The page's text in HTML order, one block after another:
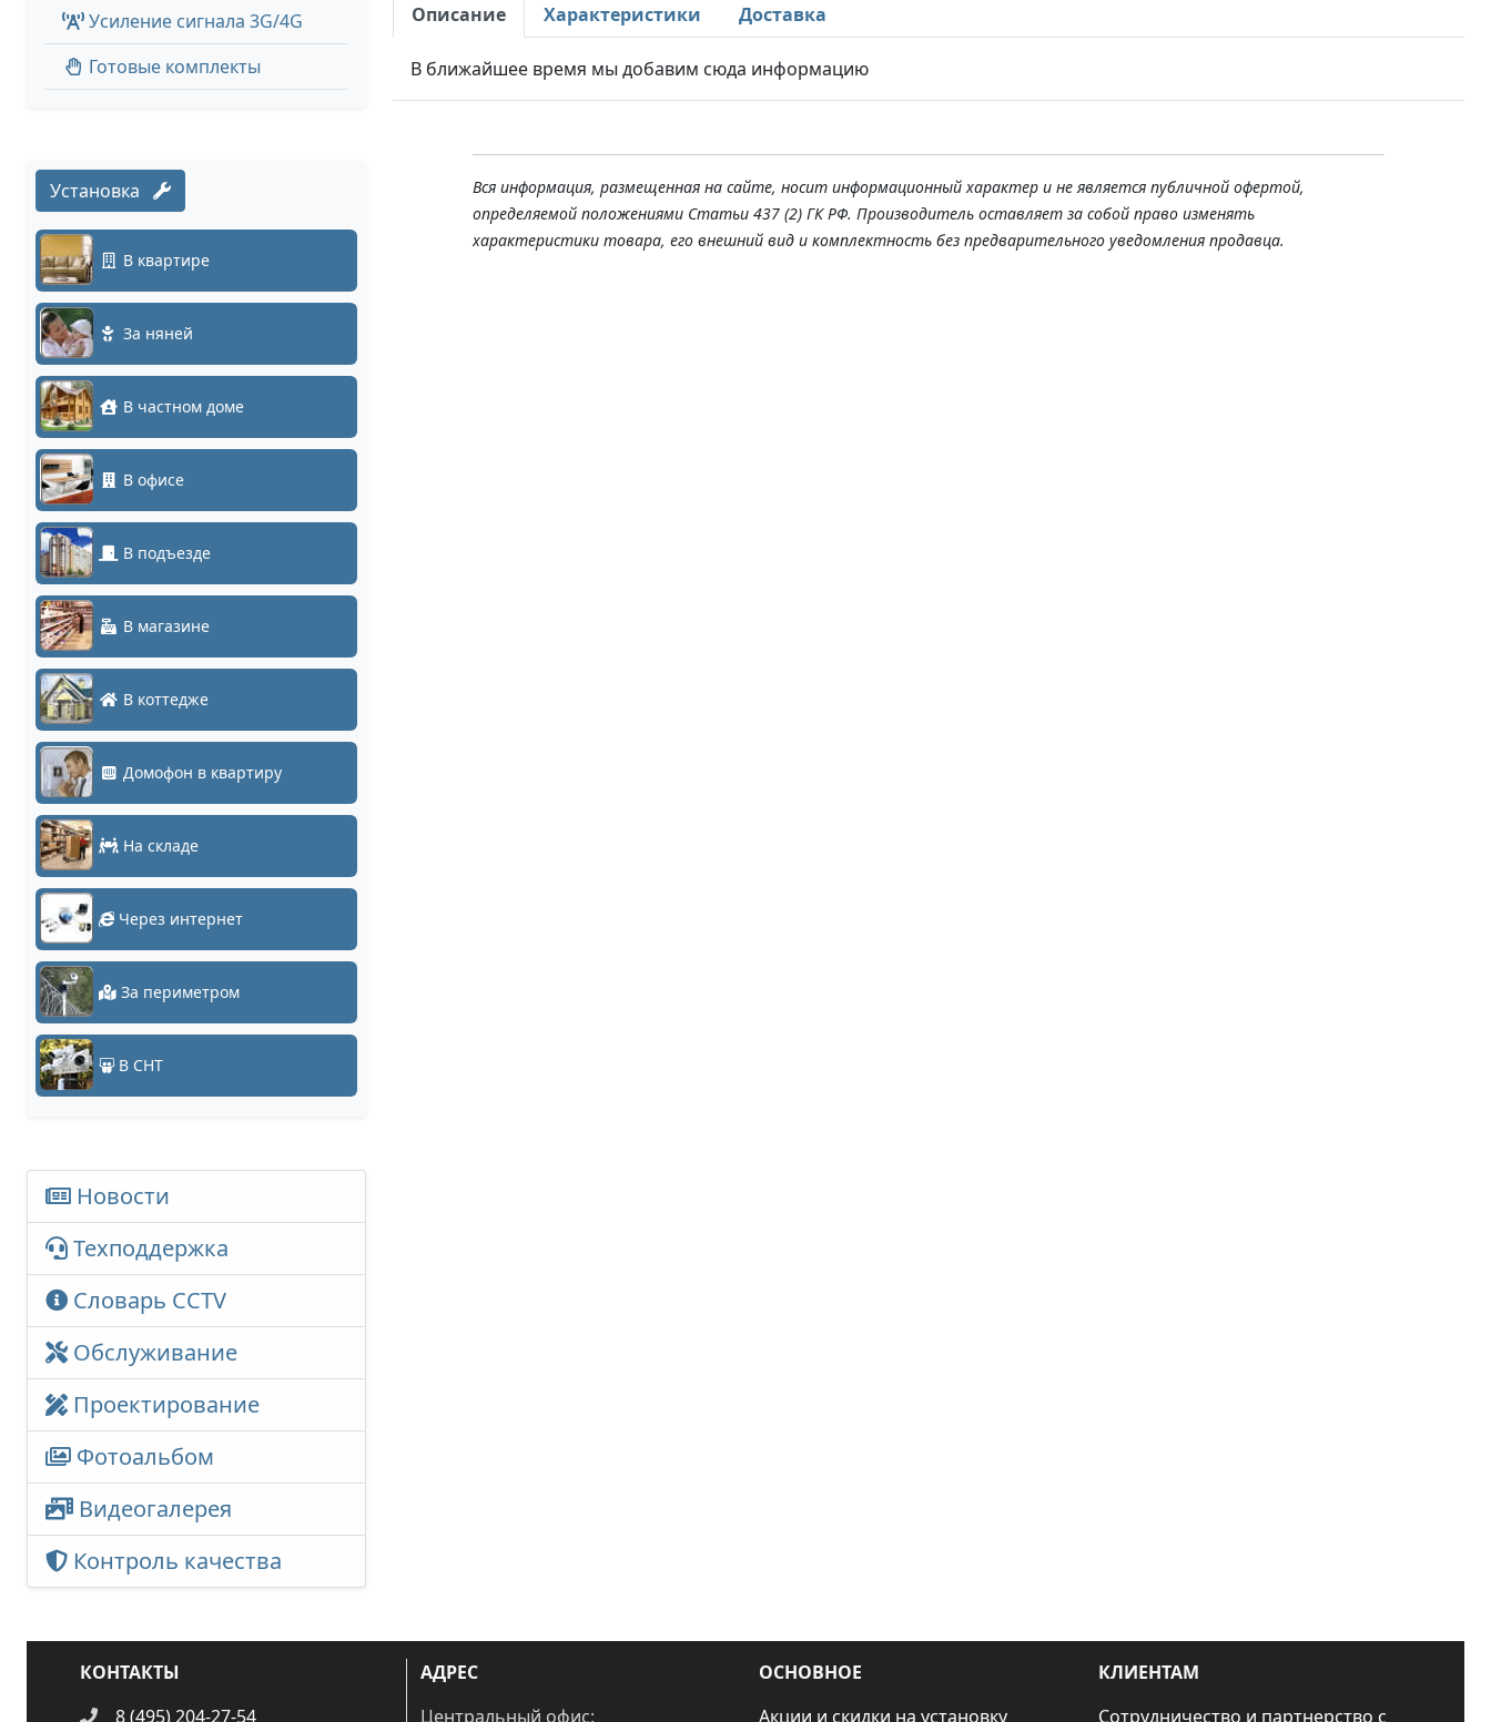
Усиление сигнала 3G/4G
Готовые комплекты
Установка
В квартире
За няней
В частном доме
В офисе
В подъезде
В магазине
В коттедже
Домофон в квартиру
На складе
Через интернет
За периметром
В СНТ
Новости
Техподдержка
Словарь CCTV
Обслуживание
Проектирование
Фотоальбом
Видеогалерея
Контроль качества
Описание Характеристики Доставка
В ближайшее время мы добавим сюда информацию
Вся информация, размещенная на сайте, носит информационный характер и не является публичной офертой,
определяемой положениями Статьи 437 (2) ГК РФ. Производитель оставляет за собой право изменять
характеристики товара, его внешний вид и комплектность без предварительного уведомления продавца.
КОНТАКТЫ
8 (495) 204-27-54
АДРЕС
Центральный офис:
ОСНОВНОЕ
Акции и скидки на установку
КЛИЕНТАМ
Сотрудничество и партнерство с